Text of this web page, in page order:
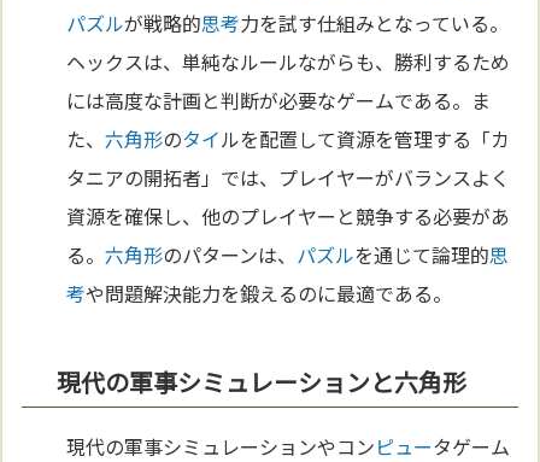
パズルが戦略的思考力を試す仕組みとなっている。
ヘックスは、単純なルールながらも、勝利するため
には高度な計画と判断が必要なゲームである。ま
た、六角形のタイルを配置して資源を管理する「カ
タニアの開拓者」では、プレイヤーがバランスよく
資源を確保し、他のプレイヤーと競争する必要があ
る。六角形のパターンは、 パズルを通じて論理的思
考や問題解決能力を鍛えるのに最適である。
現代の軍事シミュレーションと六角形
現代の軍事シミュレーションやコンピュータゲーム